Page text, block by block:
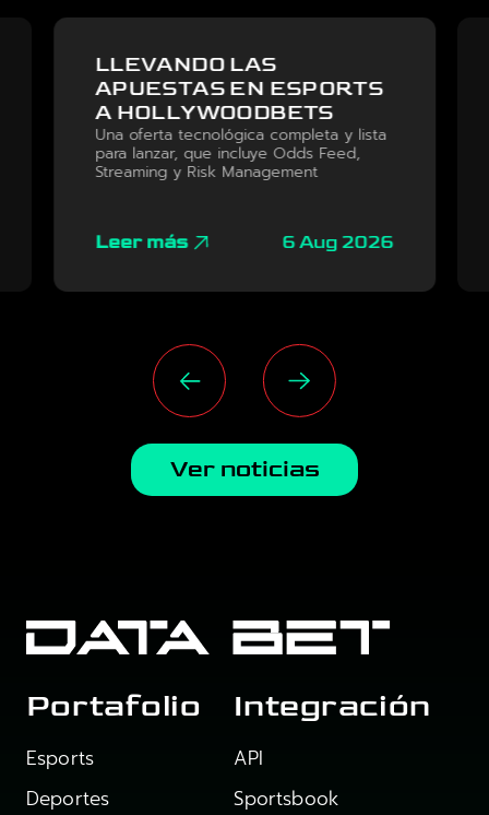
LLEVANDO LAS
APUESTAS EN ESPORTS
A HOLLYWOODBETS
Una oferta tecnológica completa y lista
para lanzar, que incluye Odds Feed,
Streaming y Risk Management
Leer más 6 Aug 2026
Ver noticias
Portafolio
Esports
Deportes
Integración
API
Sportsbook